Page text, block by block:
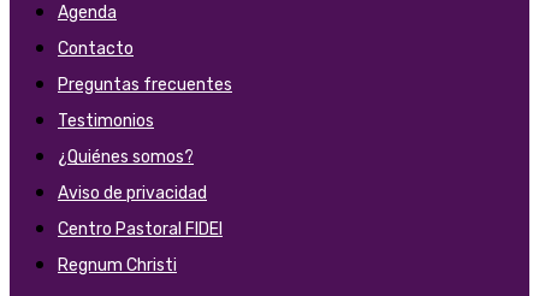
Agenda
Contacto
Preguntas frecuentes
Testimonios
¿Quiénes somos?
Aviso de privacidad
Centro Pastoral FIDEI
Regnum Christi